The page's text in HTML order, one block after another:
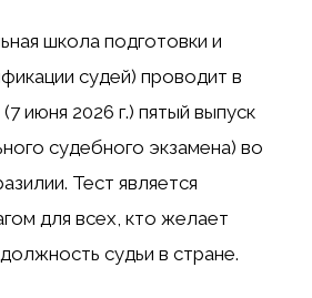
школа подготовки и
судей) проводит в
июня 2026 г.) пятый выпуск
судебного экзамена) во
Тест является
для всех, кто желает
судьи в стране.